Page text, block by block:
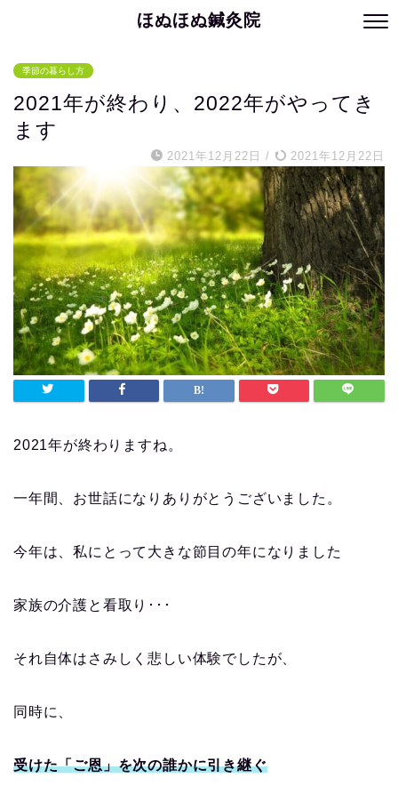
ほぬほぬ鍼灸院
季節の暮らし方
2021年が終わり、2022年がやってき
ます
2021年12月22日 / 2021年12月22日
2021年が終わりますね。
一年間、お世話になりありがとうございました。
今年は、私にとって大きな節目の年になりました
家族の介護と看取り･･･
それ自体はさみしく悲しい体験でしたが、
同時に、
受けた「ご恩」を次の誰かに引き継ぐ